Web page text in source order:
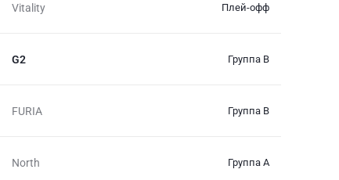
Vitality Плей-офф
G2 Группа B
FURIA Группа B
North Группа A